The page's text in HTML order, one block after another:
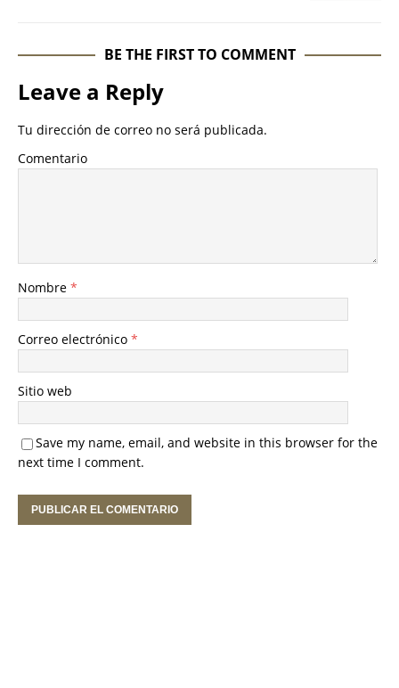
BE THE FIRST TO COMMENT
Leave a Reply
Tu dirección de correo no será publicada.
Comentario
Nombre *
Correo electrónico *
Sitio web
Save my name, email, and website in this browser for the
next time I comment.